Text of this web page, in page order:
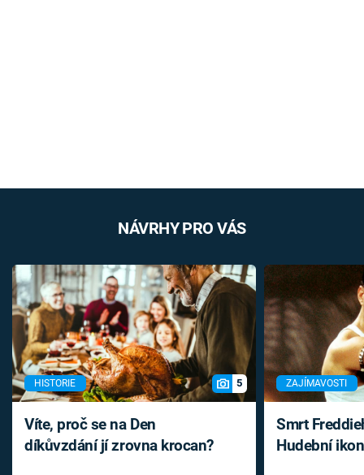
NÁVRHY PRO VÁS
HISTORIE 5
Víte, proč se na Den
díkůvzdání jí zrovna krocan?
ZAJÍMAVOSTI
Smrt
Hudební